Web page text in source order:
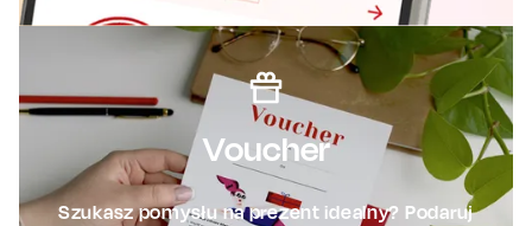
Voucher
Szukasz pomysłu na prezent idealny? Podaruj